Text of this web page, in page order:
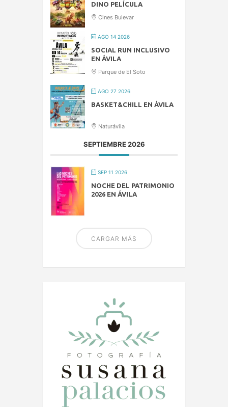
DINO PELÍCULA
Cines Bulevar
AGO 14 2026
SOCIAL RUN INCLUSIVO
EN ÁVILA
Parque de El Soto
AGO 27 2026
BASKET&CHILL EN ÁVILA
Naturávila
SEPTIEMBRE 2026
SEP 11 2026
NOCHE DEL PATRIMONIO
2026 EN ÁVILA
CARGAR MÁS